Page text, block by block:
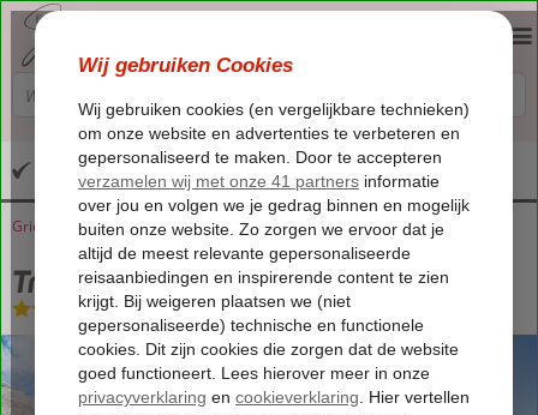
Altijd inclusief huurauto
Home
Griekenland Kreta Triopetra Triopetra Blue Horizon Villas
Triopetra Blue Horizon Villas
Logies-Villa